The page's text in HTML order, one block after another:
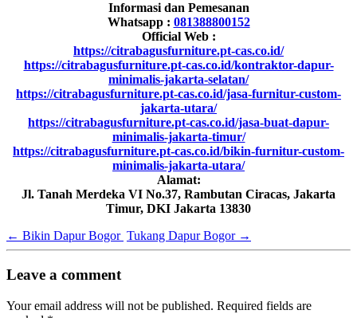
Informasi dan Pemesanan
Whatsapp : 081388800152
Official Web :
https://citrabagusfurniture.pt-cas.co.id/
https://citrabagusfurniture.pt-cas.co.id/kontraktor-dapur-
minimalis-jakarta-selatan/
https://citrabagusfurniture.pt-cas.co.id/jasa-furnitur-custom-
jakarta-utara/
https://citrabagusfurniture.pt-cas.co.id/jasa-buat-dapur-
minimalis-jakarta-timur/
https://citrabagusfurniture.pt-cas.co.id/bikin-furnitur-custom-
minimalis-jakarta-utara/
Alamat:
Jl. Tanah Merdeka VI No.37, Rambutan Ciracas, Jakarta
Timur, DKI Jakarta 13830
← Bikin Dapur Bogor Tukang Dapur Bogor →
Leave a comment
Your email address will not be published. Required fields are